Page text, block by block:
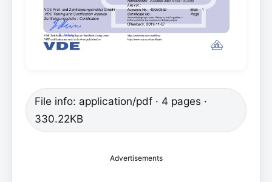
File info: application/pdf · 4 pages ·
330.22KB
Advertisements